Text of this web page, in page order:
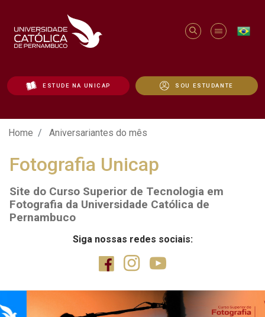
ESTUDE NA UNICAP SOU ESTUDANTE
Aniversariantes do mês - Unicap
Home Aniversariantes do mês
Fotografia Unicap
Site do Curso Superior de Tecnologia em
Fotografia da Universidade Católica de
Pernambuco
Siga nossas redes sociais: